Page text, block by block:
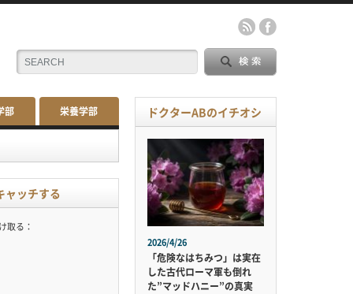
部 栄養学部
ャッチする
取る：
ドクターABのイチオシ
2026/4/26
「危険なはちみつ」は実在
した古代ローマ軍も倒れ
た”マッドハニー”の真実